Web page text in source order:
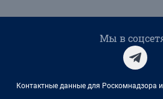
Мы в
Контактные данные для Роскомнадзора